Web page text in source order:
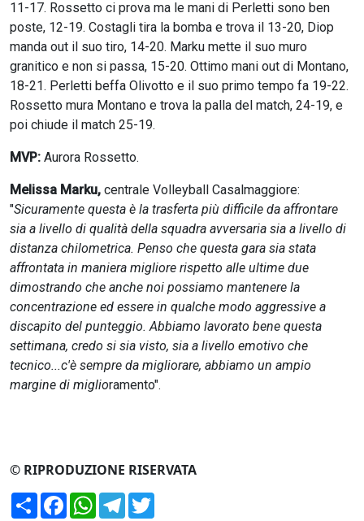
11-17. Rossetto ci prova ma le mani di Perletti sono ben
poste, 12-19. Costagli tira la bomba e trova il 13-20, Diop
manda out il suo tiro, 14-20. Marku mette il suo muro
granitico e non si passa, 15-20. Ottimo mani out di Montano,
18-21. Perletti beffa Olivotto e il suo primo tempo fa 19-22.
Rossetto mura Montano e trova la palla del match, 24-19, e
poi chiude il match 25-19.
MVP: Aurora Rossetto.
Melissa Marku, centrale Volleyball Casalmaggiore:
"Sicuramente questa è la trasferta più difficile da affrontare
sia a livello di qualità della squadra avversaria sia a livello di
distanza chilometrica. Penso che questa gara sia stata
affrontata in maniera migliore rispetto alle ultime due
dimostrando che anche noi possiamo mantenere la
concentrazione ed essere in qualche modo aggressive a
discapito del punteggio. Abbiamo lavorato bene questa
settimana, credo si sia visto, sia a livello emotivo che
tecnico...c'è sempre da migliorare, abbiamo un ampio
margine di miglioramento".
© RIPRODUZIONE RISERVATA
CondividiFacebookWhatsApp
Telegram